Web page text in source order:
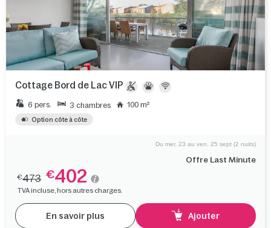
Cottage Bord de Lac VIP
6 pers. 3 chambres 100 m²
Option côte à côte
Offre Last Minute
Du mer. 23 au ven. 25 sept (2 nuits)
€473 €402
TVA incluse, hors autres charges.
En savoir plus Ajouter